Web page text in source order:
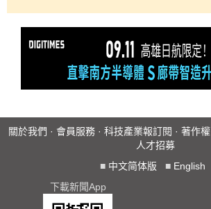
關於我們 · 會員服務 · 科技產業報訂閱 · 著作權
人才招募
■ 中文简体版 ■ English
下載新聞App